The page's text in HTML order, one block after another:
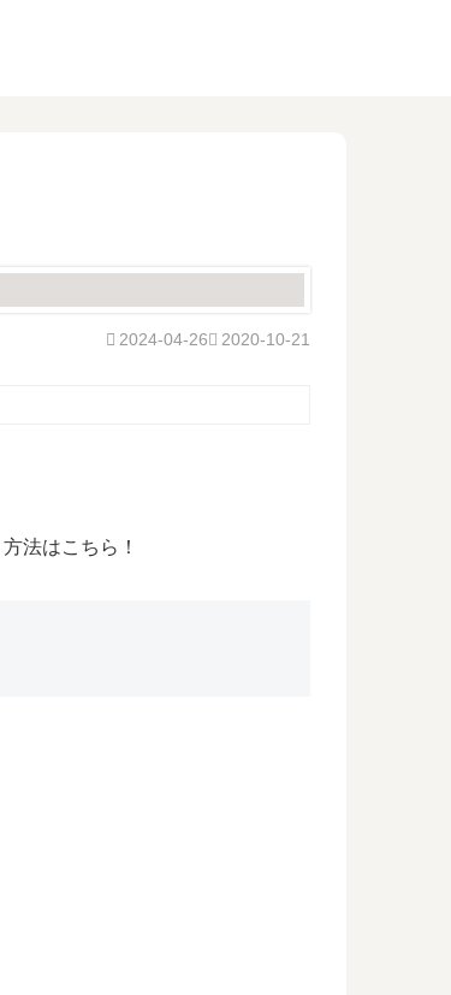
2020-10-21
2024-04-26
法はこちら！